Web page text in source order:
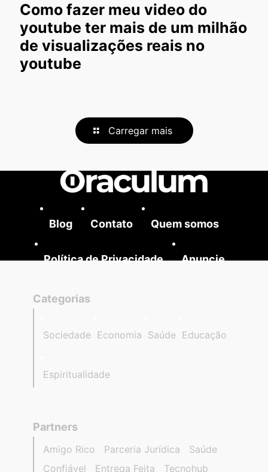
Como fazer meu video do
youtube ter mais de um milhão
de visualizações reais no
youtube
Carregar mais
Blog Contato Quem somos
Política de Privacidade Anuncie
Categorias
Sociedade Economia Saúde Educação
Espiritualidade
Partners
Amigo Rico Parceria Jurídica
Saúde
Confiável
Entrega Feita Tecnohub